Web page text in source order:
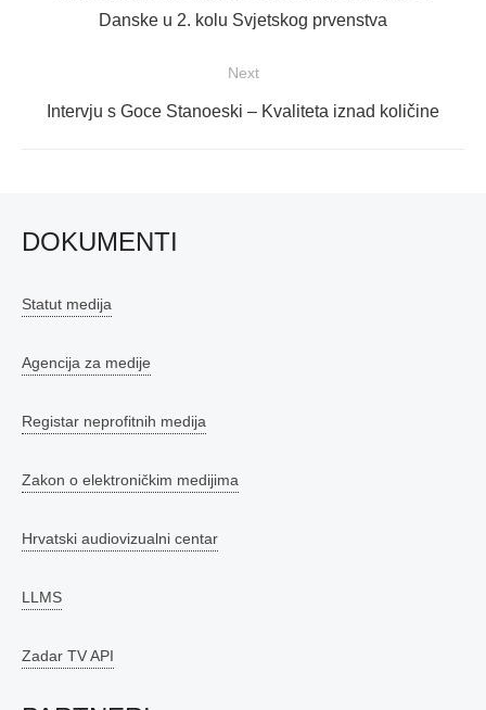
Danske u 2. kolu Svjetskog prvenstva
Next
Next
Intervju s Goce Stanoeski – Kvaliteta iznad količine
DOKUMENTI
Statut medija
Agencija za medije
Registar neprofitnih medija
Zakon o elektroničkim medijima
Hrvatski audiovizualni centar
LLMS
Zadar TV API